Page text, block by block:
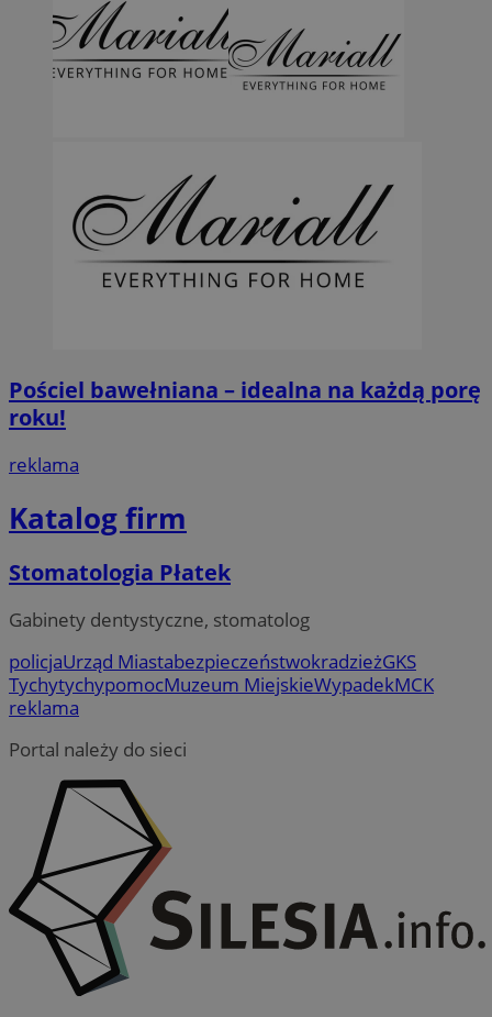
Pościel bawełniana – idealna na każdą porę
roku!
reklama
Katalog firm
Stomatologia Płatek
Gabinety dentystyczne, stomatolog
policjaUrząd MiastabezpieczeństwokradzieżGKS
TychytychypomocMuzeum MiejskieWypadekMCK
reklama
Portal należy do sieci